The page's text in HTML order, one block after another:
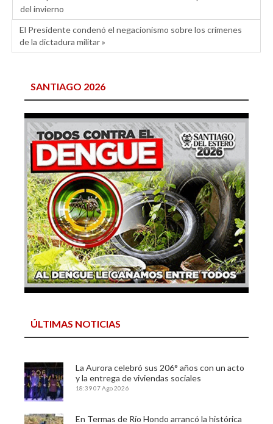
del invierno
El Presidente condenó el negacionismo sobre los crímenes
de la dictadura militar »
SANTIAGO 2026
ÚLTIMAS NOTICIAS
La Aurora celebró sus 206° años con un acto
y la entrega de viviendas sociales
18:3907 Ago 2026
En Termas de Río Hondo arrancó la histórica